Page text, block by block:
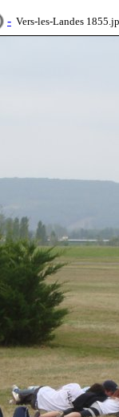
- Vers-les-Landes